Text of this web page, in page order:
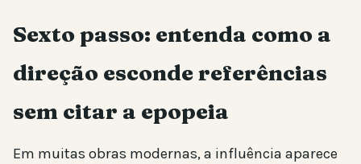
Sexto passo: entenda como a
direção esconde referências
sem citar a epopeia
Em muitas obras modernas, a influência aparece